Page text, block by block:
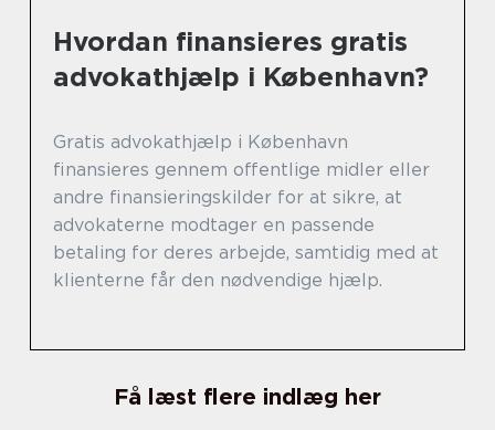
Hvordan finansieres gratis
advokathjælp i København?
Gratis advokathjælp i København
finansieres gennem offentlige midler eller
andre finansieringskilder for at sikre, at
advokaterne modtager en passende
betaling for deres arbejde, samtidig med at
klienterne får den nødvendige hjælp.
Få læst flere indlæg her